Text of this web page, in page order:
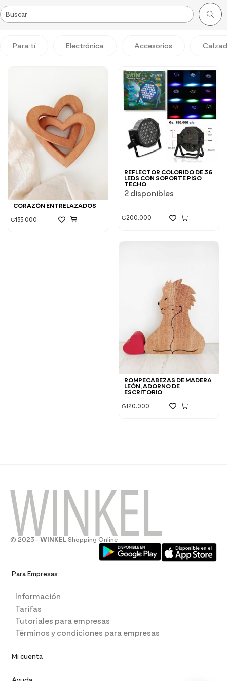
Para tí Electrónica Accesorios
CORAZÓN ENTRELAZADOS
₲135.000
REFLECTOR COLORIDO DE 36
LEDS CON SOPORTE PISO
TECHO
2 disponibles
₲200.000
ROMPECABEZAS DE MADERA
LEÓN, ADORNO DE
ESCRITORIO
₲120.000
© 2023 - WINKEL Shopping Online
Para Empresas
Información
Tarifas
Tutoriales para empresas
Términos y condiciones para empresas
Mi cuenta